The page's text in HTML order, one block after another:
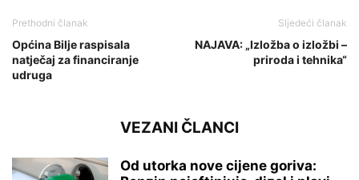
Prethodni članak
Općina Bilje raspisala
natječaj za financiranje
udruga
Sljedeći članak
NAJAVA: „Izložba o izložbi –
priroda i tehnika“
VEZANI ČLANCI
Od utorka nove cijene goriva: